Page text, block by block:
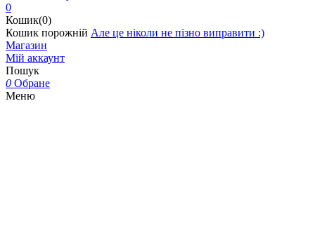
0
Кошик(0)
Кошик порожній Але це ніколи не пізно виправити :)
Магазин
Мій аккаунт
Пошук
0 Обране
Меню